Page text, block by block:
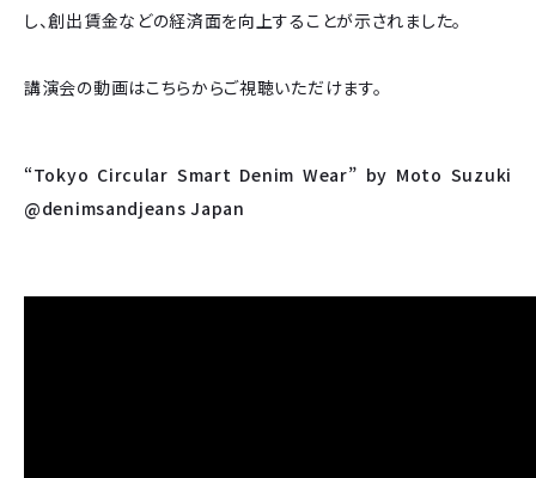
し、創出賃金などの経済面を向上することが示されました。
講演会の動画はこちらからご視聴いただけます。
“Tokyo Circular Smart Denim Wear” by Moto Suzuki
@denimsandjeans Japan